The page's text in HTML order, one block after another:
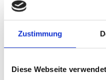
Zustimmung
Diese Webseite
ALLE
Nachbericht „InterTabac 2025“